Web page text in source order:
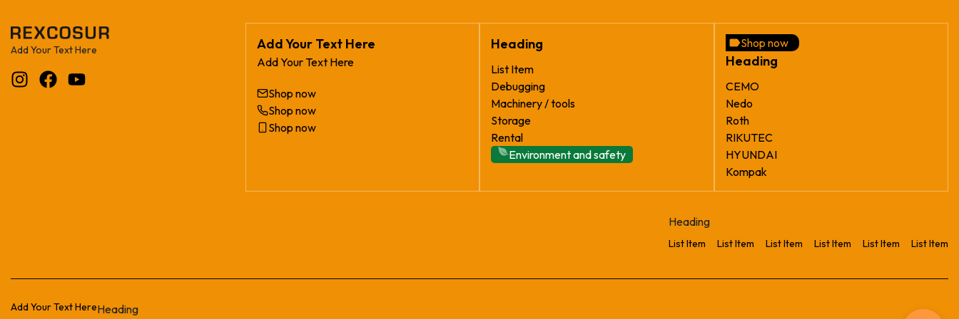
Add Your Text Here Add Your Text Here
Add Your Text Here
Shop now
Shop now
Shop now
Heading
List Item
Debugging
Machinery / tools
Storage
Rental
Environment and safety
Shop now
Heading
CEMO
Nedo
Roth
RIKUTEC
HYUNDAI
Kompak
Heading
List Item List Item List Item List Item List Item List Item
Add Your Text HereHeading